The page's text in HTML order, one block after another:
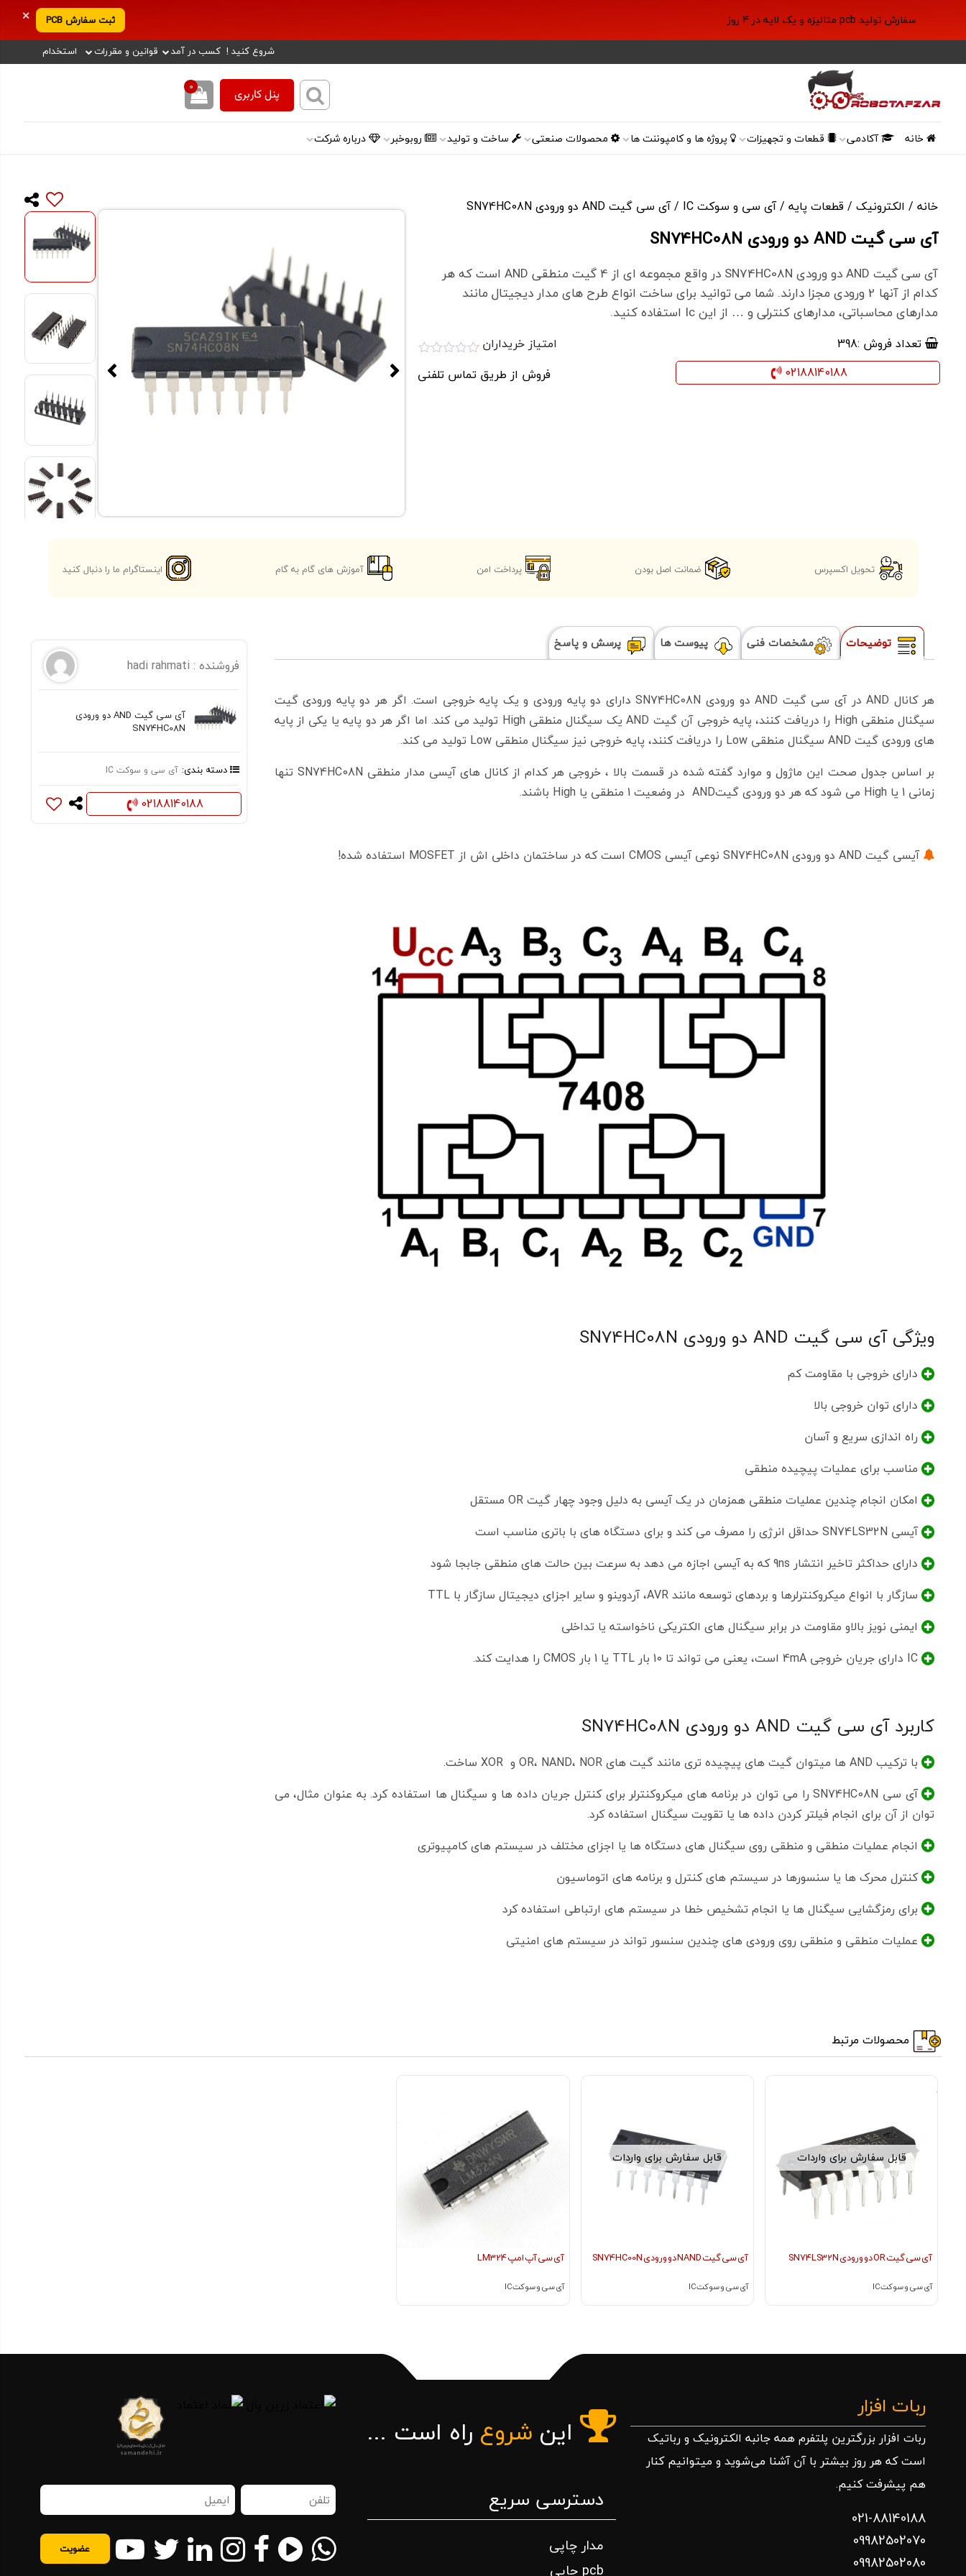
✕ سفارش تولید pcb متالیزه و یک لایه در 4 روز
ثبت سفارش PCB
شروع کنید ! کسب در آمد قوانین و مقررات استخدام
پنل کاربری 0
خانه آکادمی قطعات و تجهیزات پروژه ها و کامپوننت ها محصولات صنعتی ساخت و تولید روبوخبر درباره شرکت
خانه/ الکترونیک/ قطعات پایه/آی سی و سوکت IC / آی سی گیت AND دو ورودی SN74HC08N
آی سی گیت AND دو ورودی SN74HC08N
آی سی گیت AND دو ورودی SN74HC08N در واقع مجموعه ای از 4 گیت منطقی AND است که هر
کدام از آنها 2 ورودی مجزا دارند. شما می توانید برای ساخت انواع طرح های مدار دیجیتال مانند
مدارهای محاسباتی، مدارهای کنترلی و … از این Ic استفاده کنید.
تعداد فروش :398
امتیاز خریداران
0.1 02188140188 فروش از طریق تماس تلفنی
تحویل اکسپرس ضمانت اصل بودن پرداخت امن آموزش های گام به گام اینستاگرام ما را دنبال کنید
توضیحات مشخصات فنی پیوست ها پرسش و پاسخ
هر کانال AND در آی سی گیت AND دو ورودی SN74HC08N دارای دو پایه ورودی و یک پایه خروجی است. اگر هر دو پایه ورودی گیت
سیگنال منطقی High را دریافت کنند، پایه خروجی آن گیت AND یک سیگنال منطقی High تولید می کند. اما اگر هر دو پایه یا یکی از پایه
های ورودی گیت AND سیگنال منطقی Low را دریافت کنند، پایه خروجی نیز سیگنال منطقی Low تولید می کند.
بر اساس جدول صحت این ماژول و موارد گفته شده در قسمت بالا ، خروجی هر کدام از کانال های آیسی مدار منطقی SN74HC08N تنها
زمانی 1 یا High می شود که هر دو ورودی گیتAND در وضعیت 1 منطقی یا High باشند.
آیسی گیت AND دو ورودی SN74HC08N نوعی آیسی CMOS است که در ساختمان داخلی اش از MOSFET استفاده شده!
ویژگی آی سی گیت AND دو ورودی SN74HC08N
دارای خروجی با مقاومت کم
دارای توان خروجی بالا
راه اندازی سریع و آسان
مناسب برای عملیات پیچیده منطقی
امکان انجام چندین عملیات منطقی همزمان در یک آیسی به دلیل وجود چهار گیت OR مستقل
آیسی SN74LS32N حداقل انرژی را مصرف می کند و برای دستگاه های با باتری مناسب است
دارای حداکثر تاخیر انتشار 9ns که به آیسی اجازه می دهد به سرعت بین حالت های منطقی جابجا شود
سازگار با انواع میکروکنترلرها و بردهای توسعه مانند AVR، آردوینو و سایر اجزای دیجیتال سازگار با TTL
ایمنی نویز بالاو مقاومت در برابر سیگنال های الکتریکی ناخواسته یا تداخلی
IC دارای جریان خروجی 4mA است، یعنی می تواند تا 10 بار TTL یا 1 بار CMOS را هدایت کند.
کاربرد آی سی گیت AND دو ورودی SN74HC08N
با ترکیب AND ها میتوان گیت های پیچیده تری مانند گیت های OR، NAND، NOR و XOR ساخت.
آی سی SN74HC08N را می توان در برنامه های میکروکنترلر برای کنترل جریان داده ها و سیگنال ها استفاده کرد. به عنوان مثال، می
توان از آن برای انجام فیلتر کردن داده ها یا تقویت سیگنال استفاده کرد.
انجام عملیات منطقی و منطقی روی سیگنال های دستگاه ها یا اجزای مختلف در سیستم های کامپیوتری
کنترل محرک ها یا سنسورها در سیستم های کنترل و برنامه های اتوماسیون
برای رمزگشایی سیگنال ها یا انجام تشخیص خطا در سیستم های ارتباطی استفاده کرد
عملیات منطقی و منطقی روی ورودی های چندین سنسور تواند در سیستم های امنیتی
فروشنده : hadi rahmati
آی سی گیت AND دو ورودی
SN74HC08N
دسته بندی: آی سی و سوکت IC
02188140188
محصولات مرتبط
قابل سفارش برای واردات
آی سی گیت OR دو ورودی SN74LS32N
آی سی و سوکت IC
قابل سفارش برای واردات
آی سی گیت NAND دو ورودی SN74HC00N
آی سی و سوکت IC
آی سی آپ امپ LM324
آی سی و سوکت IC
موجودی این کالا روی سایت ما این تعداد می باشد . اما
ربات افزار
ربات افزار بزرگترین پلتفرم همه جانبه الکترونیک و رباتیک
است که هر روز بیشتر با آن آشنا می‌شوید و میتوانیم کنار
هم پیشرفت کنیم.
021-88140188
09982502070
09982502080
این شروع راه است ...
دسترسی سریع
مدار چاپی
pcb چاپی
تلفن
همراه
ایمیل
(ضروری)